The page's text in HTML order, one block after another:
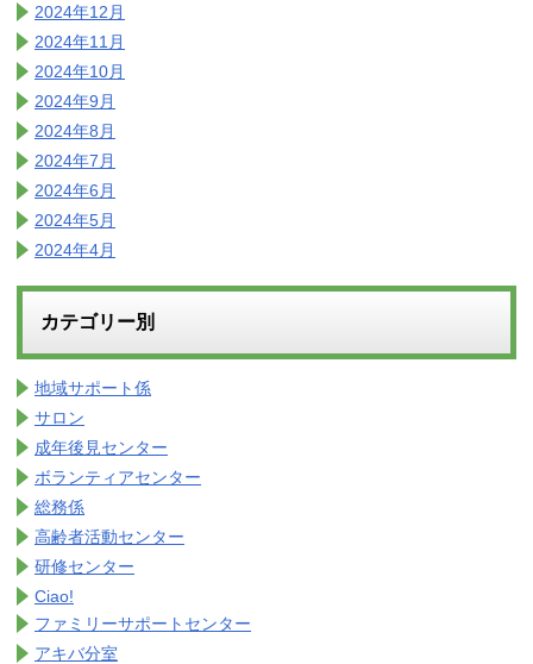
2024年12月
2024年11月
2024年10月
2024年9月
2024年8月
2024年7月
2024年6月
2024年5月
2024年4月
カテゴリー別
地域サポート係
サロン
成年後見センター
ボランティアセンター
総務係
高齢者活動センター
研修センター
Ciao!
ファミリーサポートセンター
アキバ分室